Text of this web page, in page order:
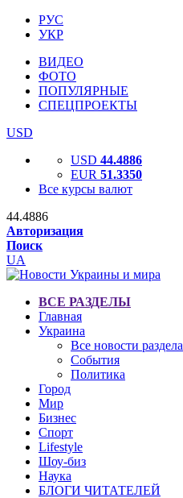
РУС
УКР
ВИДЕО
ФОТО
ПОПУЛЯРНЫЕ
СПЕЦПРОЕКТЫ
USD
USD 44.4886
EUR 51.3350
Все курсы валют
44.4886
Авторизация
Поиск
UA
ВСЕ РАЗДЕЛЫ
Главная
Украина
Все новости раздела
События
Политика
Город
Мир
Бизнес
Спорт
Lifestyle
Шоу-биз
Наука
БЛОГИ ЧИТАТЕЛЕЙ